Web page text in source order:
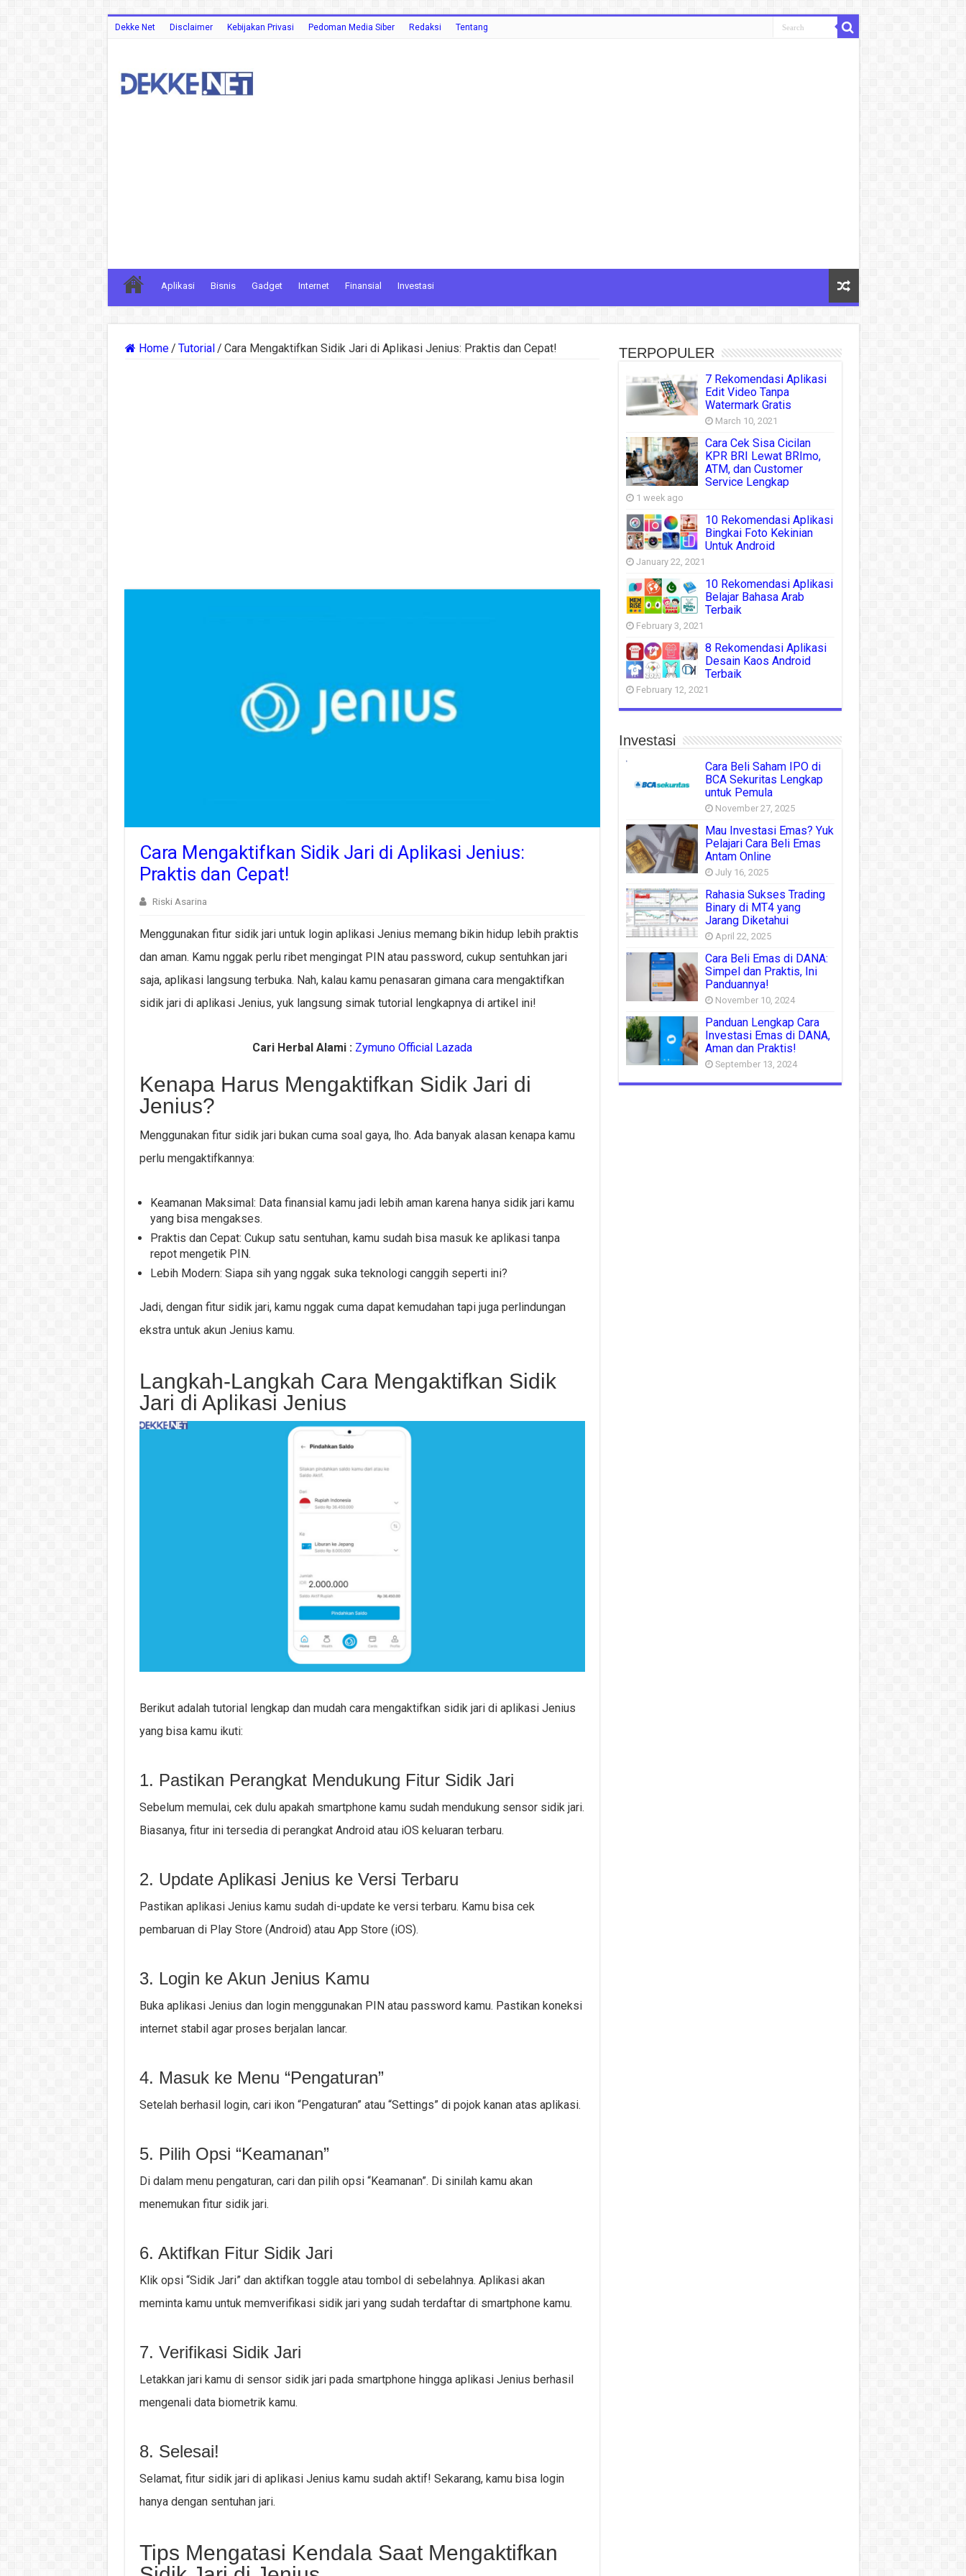
Dekke Net Disclaimer Kebijakan Privasi Pedoman Media Siber Redaksi Tentang
Aplikasi Bisnis Gadget Internet Finansial Investasi
Home/ Tutorial/ Cara Mengaktifkan Sidik Jari di Aplikasi Jenius: Praktis dan Cepat!
Cara Mengaktifkan Sidik Jari di Aplikasi Jenius:
Praktis dan Cepat!
Riski Asarina
Menggunakan fitur sidik jari untuk login aplikasi Jenius memang bikin hidup lebih praktis
dan aman. Kamu nggak perlu ribet mengingat PIN atau password, cukup sentuhkan jari
saja, aplikasi langsung terbuka. Nah, kalau kamu penasaran gimana cara mengaktifkan
sidik jari di aplikasi Jenius, yuk langsung simak tutorial lengkapnya di artikel ini!
Cari Herbal Alami : Zymuno Official Lazada
Kenapa Harus Mengaktifkan Sidik Jari di
Jenius?
Menggunakan fitur sidik jari bukan cuma soal gaya, lho. Ada banyak alasan kenapa kamu
perlu mengaktifkannya:
Keamanan Maksimal: Data finansial kamu jadi lebih aman karena hanya sidik jari kamu
yang bisa mengakses.
Praktis dan Cepat: Cukup satu sentuhan, kamu sudah bisa masuk ke aplikasi tanpa
repot mengetik PIN.
Lebih Modern: Siapa sih yang nggak suka teknologi canggih seperti ini?
Jadi, dengan fitur sidik jari, kamu nggak cuma dapat kemudahan tapi juga perlindungan
ekstra untuk akun Jenius kamu.
Langkah-Langkah Cara Mengaktifkan Sidik
Jari di Aplikasi Jenius
Berikut adalah tutorial lengkap dan mudah cara mengaktifkan sidik jari di aplikasi Jenius
yang bisa kamu ikuti:
1. Pastikan Perangkat Mendukung Fitur Sidik Jari
Sebelum memulai, cek dulu apakah smartphone kamu sudah mendukung sensor sidik jari.
Biasanya, fitur ini tersedia di perangkat Android atau iOS keluaran terbaru.
2. Update Aplikasi Jenius ke Versi Terbaru
Pastikan aplikasi Jenius kamu sudah di-update ke versi terbaru. Kamu bisa cek
pembaruan di Play Store (Android) atau App Store (iOS).
3. Login ke Akun Jenius Kamu
Buka aplikasi Jenius dan login menggunakan PIN atau password kamu. Pastikan koneksi
internet stabil agar proses berjalan lancar.
4. Masuk ke Menu “Pengaturan”
Setelah berhasil login, cari ikon “Pengaturan” atau “Settings” di pojok kanan atas aplikasi.
5. Pilih Opsi “Keamanan”
Di dalam menu pengaturan, cari dan pilih opsi “Keamanan”. Di sinilah kamu akan
menemukan fitur sidik jari.
6. Aktifkan Fitur Sidik Jari
Klik opsi “Sidik Jari” dan aktifkan toggle atau tombol di sebelahnya. Aplikasi akan
meminta kamu untuk memverifikasi sidik jari yang sudah terdaftar di smartphone kamu.
7. Verifikasi Sidik Jari
Letakkan jari kamu di sensor sidik jari pada smartphone hingga aplikasi Jenius berhasil
mengenali data biometrik kamu.
8. Selesai!
Selamat, fitur sidik jari di aplikasi Jenius kamu sudah aktif! Sekarang, kamu bisa login
hanya dengan sentuhan jari.
Tips Mengatasi Kendala Saat Mengaktifkan
TERPOPULER
7 Rekomendasi Aplikasi
Edit Video Tanpa
Watermark Gratis
March 10, 2021
Cara Cek Sisa Cicilan
KPR BRI Lewat BRImo,
ATM, dan Customer
Service Lengkap
1 week ago
10 Rekomendasi Aplikasi
Bingkai Foto Kekinian
Untuk Android
January 22, 2021
10 Rekomendasi Aplikasi
Belajar Bahasa Arab
Terbaik
February 3, 2021
8 Rekomendasi Aplikasi
Desain Kaos Android
Terbaik
February 12, 2021
Investasi
Cara Beli Saham IPO di
BCA Sekuritas Lengkap
untuk Pemula
November 27, 2025
Mau Investasi Emas? Yuk
Pelajari Cara Beli Emas
Antam Online
July 16, 2025
Rahasia Sukses Trading
Binary di MT4 yang
Jarang Diketahui
April 22, 2025
Cara Beli Emas di DANA:
Simpel dan Praktis, Ini
Panduannya!
November 10, 2024
Panduan Lengkap Cara
Investasi Emas di DANA,
Aman dan Praktis!
September 13, 2024